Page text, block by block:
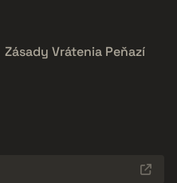
Zásady Vrátenia Peňazí